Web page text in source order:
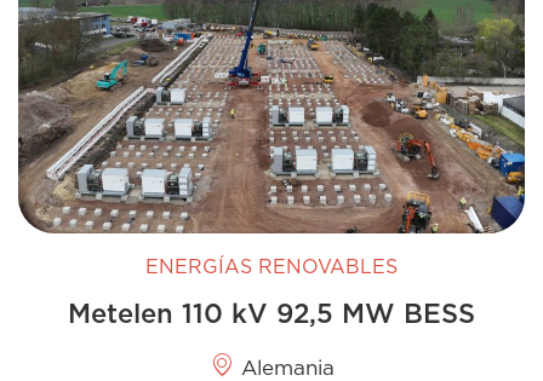
ENERGÍAS RENOVABLES
Metelen 110 kV 92,5 MW BESS
Alemania